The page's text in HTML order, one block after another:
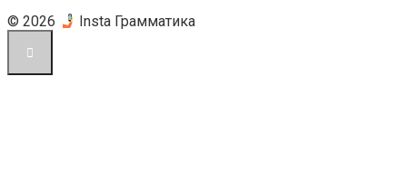
© 2026
Insta Грамматика